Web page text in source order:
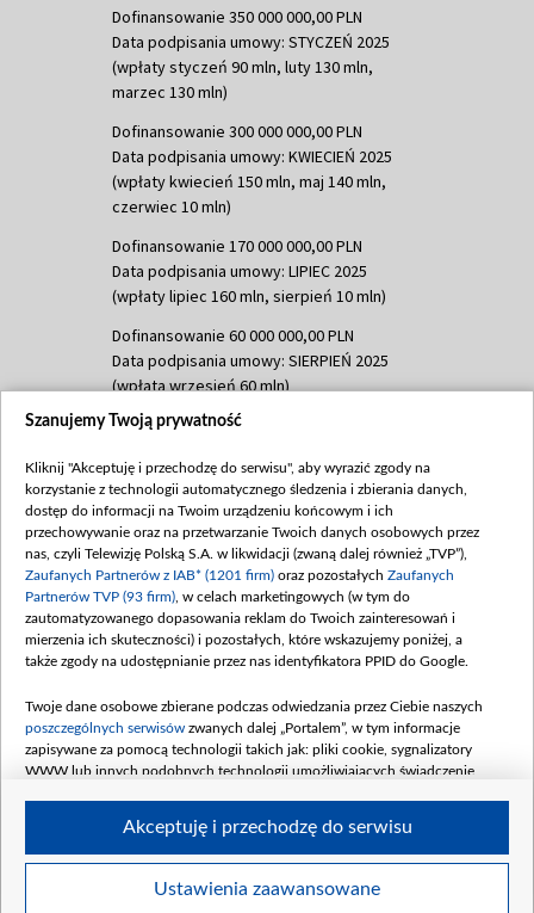
Dofinansowanie 350 000 000,00 PLN
Data podpisania umowy: STYCZEŃ 2025
(wpłaty styczeń 90 mln, luty 130 mln,
marzec 130 mln)
Dofinansowanie 300 000 000,00 PLN
Data podpisania umowy: KWIECIEŃ 2025
(wpłaty kwiecień 150 mln, maj 140 mln,
czerwiec 10 mln)
Dofinansowanie 170 000 000,00 PLN
Data podpisania umowy: LIPIEC 2025
(wpłaty lipiec 160 mln, sierpień 10 mln)
Dofinansowanie 60 000 000,00 PLN
Data podpisania umowy: SIERPIEŃ 2025
(wpłata wrzesień 60 mln)
Dofinansowanie 635 783 051,21 PLN
(wpłata wrzesień 100 mln, październik 350
mln, listopad 265 mln)
Dofinansowanie 48 862 000,00 PLN
Data podpisania umowy: GRUDZIEŃ 2025
(wpłata grudzień 60,548 mln)
Dofinansowanie 900 000 000,00 PLN
Data podpisania umowy: LUTY 2026 (wpłata
kwiecień 180 mln, 7 maja 180 mln, 8
czerwca 90 mln)
Dofinansowanie 250 000 000,00 PLN
4 sierpnia 250 mln
Szanujemy Twoją prywatność
Kliknij "Akceptuję i przechodzę do serwisu", aby wyrazić zgody na
korzystanie z technologii automatycznego śledzenia i zbierania danych,
dostęp do informacji na Twoim urządzeniu końcowym i ich
przechowywanie oraz na przetwarzanie Twoich danych osobowych przez
nas, czyli Telewizję Polską S.A. w likwidacji (zwaną dalej również „TVP”),
Zaufanych Partnerów z IAB* (1201 firm) oraz pozostałych Zaufanych
Partnerów TVP (93 firm) , w celach marketingowych (w tym do
zautomatyzowanego dopasowania reklam do Twoich zainteresowań i
mierzenia ich skuteczności) i pozostałych, które wskazujemy poniżej, a
także zgody na udostępnianie przez nas identyfikatora PPID do Google.
Twoje dane osobowe zbierane podczas odwiedzania przez Ciebie naszych
poszczególnych serwisów zwanych dalej „Portalem”, w tym informacje
zapisywane za pomocą technologii takich jak: pliki cookie, sygnalizatory
WWW lub innych podobnych technologii umożliwiających świadczenie
Twoje dane osobowe zbierane podczas odwiedzania przez Ciebie
Ustawienia zaawansowane
Akceptuję i przechodzę do serwisu